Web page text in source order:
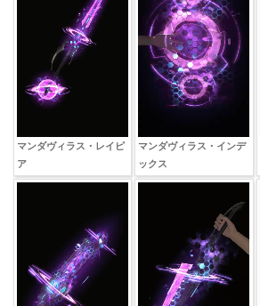
マンダヴィラス・レイピ
ア
マンダヴィラス・インデ
ックス